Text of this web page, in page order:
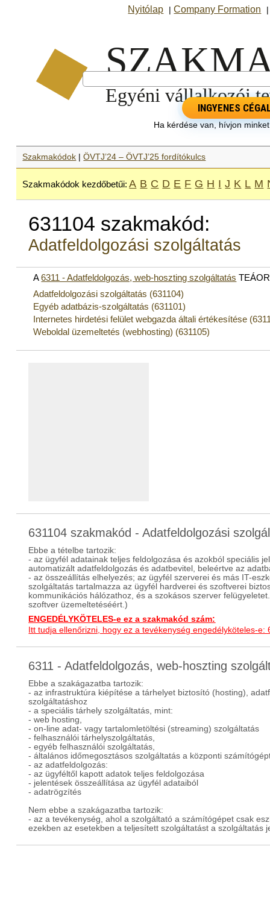
Nyitólap |Company Formation
INGYENES
Ha kérdése van, hívjon
Szakmakódok |ÖVTJ’24 – ÖVTJ’25 fordítókulcs
Szakmakódok kezdőbetűi: A B C D E F G H I J K L M
631104 szakmakód:
Adatfeldolgozási szolgáltatás
A6311 - Adatfeldolgozás, web-hoszting szolgáltatás
Adatfeldolgozási szolgáltatás (631104)
Egyéb adatbázis-szolgáltatás (631101)
Internetes hirdetési felület webgazda általi értékesítése
Weboldal üzemeltetés (webhosting) (631105)
631104 szakmakód - Adatfeldolgozási
Ebbe a tételbe tartozik:
- az ügyfél adatainak teljes feldolgozása és azokból speciális
automatizált adatfeldolgozás és adatbevitel, beleértve az
- az összeállítás elhelyezés; az ügyfél szerverei és más IT-
szolgáltatás tartalmazza az ügyfél hardverei és szoftverei
kommunikációs hálózathoz, és a szokásos szerver
szoftver üzemeltetéséért.)
ENGEDÉLYKÖTELES-e ez a szakmakód szám:
Itt tudja ellenőrizni, hogy ez a tevékenység engedélyköteles-e:
6311 - Adatfeldolgozás, web-hoszting
Ebbe a szakágazatba tartozik:
- az infrastruktúra kiépítése a tárhelyet biztosító (hosting),
szolgáltatáshoz
- a speciális tárhely szolgáltatás, mint:
- web hosting,
- on-line adat- vagy tartalomletöltési (streaming) szolgáltatás
- felhasználói tárhelyszolgáltatás,
- egyéb felhasználói szolgáltatás,
- általános időmegosztásos szolgáltatás a központi
- az adatfeldolgozás:
- az ügyféltől kapott adatok teljes feldolgozása
- jelentések összeállítása az ügyfél adataiból
- adatrögzítés
Nem ebbe a szakágazatba tartozik:
- az a tevékenység, ahol a szolgáltató a számítógépet csak
ezekben az esetekben a teljesített szolgáltatást a szolgáltatás